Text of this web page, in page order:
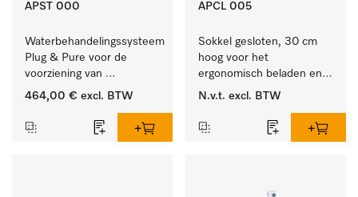
APST 000
Waterbehandelingssysteem
Plug & Pure voor de
voorziening van
gedemineraliseerd water.
464,00 € excl. BTW
APCL 005
Sokkel gesloten, 30 cm
hoog voor het
ergonomisch beladen en
legen van de wasmachine
N.v.t. excl. BTW